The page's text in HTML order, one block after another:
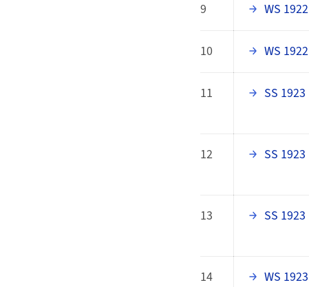
9 WS 1922
10 WS 1922
11 SS 1923
12 SS 1923
13 SS 1923
14 WS 1923